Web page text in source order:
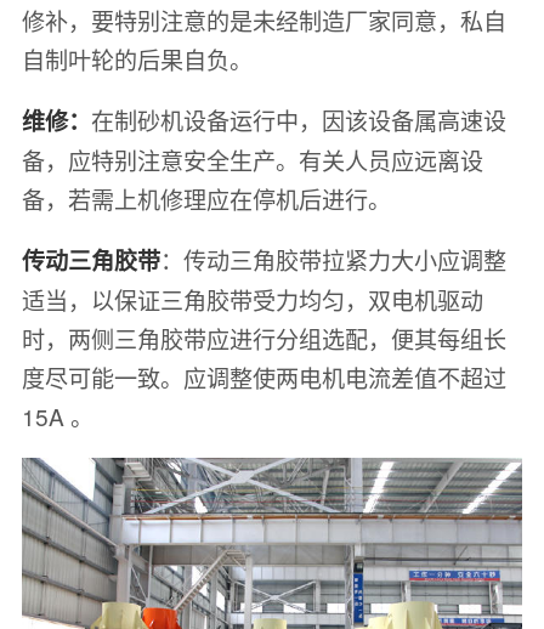
修补，要特别注意的是未经制造厂家同意，私自
自制叶轮的后果自负。
维修： 在制砂机设备运行中，因该设备属高速设
备，应特别注意安全生产。有关人员应远离设
备，若需上机修理应在停机后进行。
传动三角胶带：传动三角胶带拉紧力大小应调整
适当，以保证三角胶带受力均匀，双电机驱动
时，两侧三角胶带应进行分组选配，便其每组长
度尽可能一致。应调整使两电机电流差值不超过
15A 。